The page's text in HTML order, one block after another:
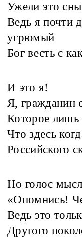
Ужели это
Ведь я почти
угрюмый
Бог весть с
И это я!
Я, гражданин
Которое лишь
Что здесь
Российского
Но голос
«Опомнись!
Ведь это
Другого